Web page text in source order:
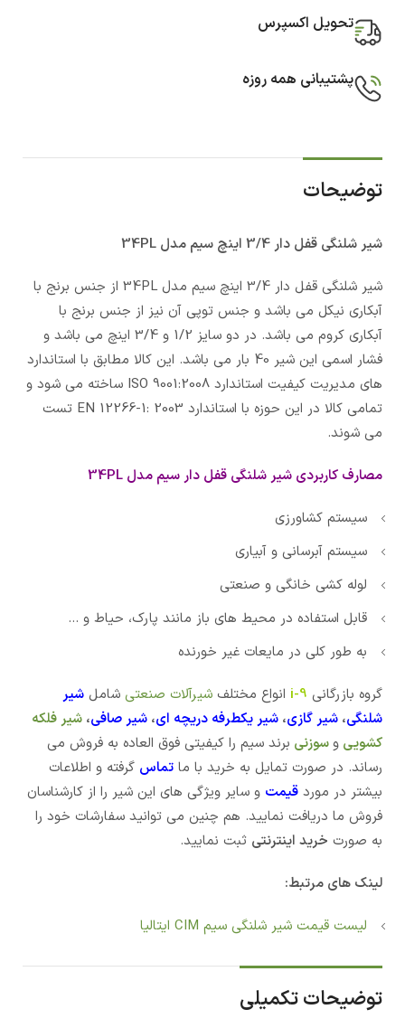
تحویل اکسپرس
پشتیبانی همه روزه
توضیحات
شیر شلنگی قفل دار 3/4 اینچ سیم مدل 34PL
شیر شلنگی قفل دار 3/4 اینچ سیم مدل 34PL از جنس برنج با
آبکاری نیکل می باشد و جنس توپی آن نیز از جنس برنج با
آبکاری کروم می باشد. در دو سایز 1/2 و 3/4 اینچ می باشد و
فشار اسمی این شیر 40 بار می باشد. این کالا مطابق با استاندارد
های مدیریت کیفیت استاندارد ISO 9001:2008 ساخته می شود و
تمامی کالا در این حوزه با استاندارد EN 12266-1: 2003 تست
می شوند.
مصارف کاربردی شیر شلنگی قفل دار سیم مدل 34PL
سیستم کشاورزی
سیستم آبرسانی و آبیاری
لوله کشی خانگی و صنعتی
قابل استفاده در محیط های باز مانند پارک، حیاط و …
به طور کلی در مایعات غیر خورنده
گروه بازرگانی i-9 انواع مختلف شیرآلات صنعتی شامل شیر
شلنگی، شیر گازی، شیر یکطرفه دریچه ای، شیر صافی، شیر فلکه
کشویی و سوزنی برند سیم را کیفیتی فوق العاده به فروش می
رساند. در صورت تمایل به خرید با ما تماس گرفته و اطلاعات
بیشتر در مورد قیمت و سایر ویژگی های این شیر را از کارشناسان
فروش ما دریافت نمایید. هم چنین می توانید سفارشات خود را
به صورت خرید اینترنتی ثبت نمایید.
لینک های مرتبط:
لیست قیمت شیر شلنگی سیم CIM ایتالیا
توضیحات تکمیلی